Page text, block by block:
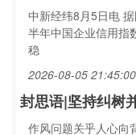
中新经纬8月5日电
半年中国企业信用指
稳
2026-08-05 21:45:00
封思语|坚持纠树
作风问题关乎人心向